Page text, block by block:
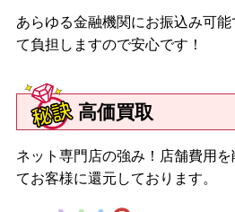
あらゆる金融機関にお振込み可
て負担しますので安心です！
高価買取
ネット専門店の強み！店舗費用
てお客様に還元しております。